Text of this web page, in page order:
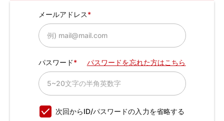
メールアドレス
パスワード パスワードを忘れた方はこちら
次回からID/パスワードの入力を省略する